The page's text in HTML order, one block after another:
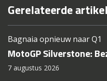
Gerelateerde
Bagnaia opnieuw naar Q1
MotoGP Silverstone:
7 augustus 2026